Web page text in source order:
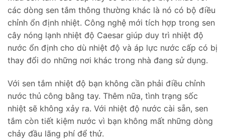
các dòng sen tắm thông thường khác là nó có bộ điều
chỉnh ổn định nhiệt. Công nghệ mới tích hợp trong sen
cây nóng lạnh nhiệt độ Caesar giúp duy trì nhiệt độ
nước ổn định cho dù nhiệt độ và áp lực nước cấp có bị
thay đổi do những nơi khác trong nhà đang sử dụng.
Với sen tắm nhiệt độ bạn không cần phải điều chỉnh
nước thủ công bằng tay. Thêm nữa, tình trạng sốc
nhiệt sẽ không xảy ra. Với nhiệt độ nước cài sẵn, sen
tắm còn tiết kiệm nước vì bạn không mất những dòng
chảy đầu lãng phí để thử.